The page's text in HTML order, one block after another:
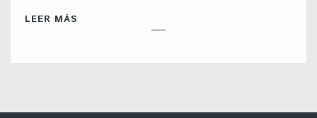
LEER MÁS